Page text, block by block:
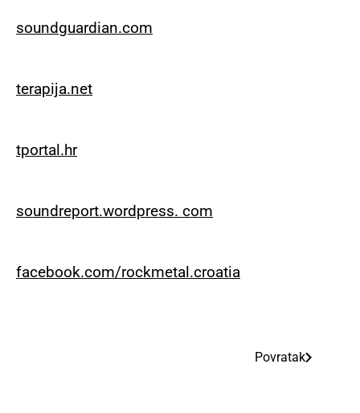
soundguardian.com
terapija.net
tportal.hr
soundreport.wordpress. com
facebook.com/rockmetal.croatia
Povratak